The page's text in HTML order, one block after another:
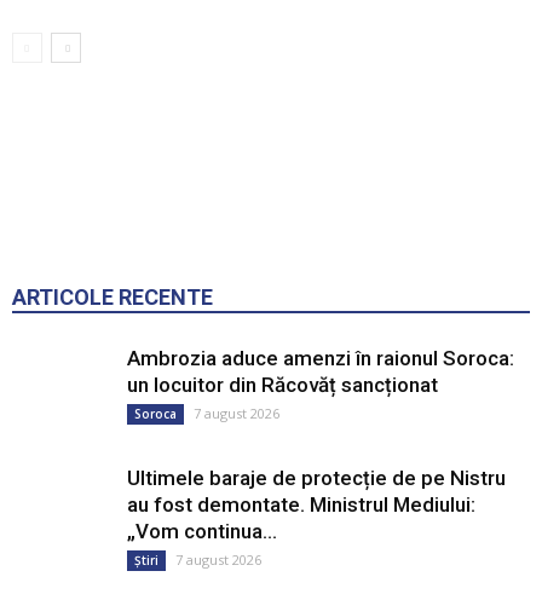
ARTICOLE RECENTE
Ambrozia aduce amenzi în raionul Soroca:
un locuitor din Răcovăț sancționat
Soroca 7 august 2026
Ultimele baraje de protecție de pe Nistru
au fost demontate. Ministrul Mediului:
„Vom continua...
Știri 7 august 2026